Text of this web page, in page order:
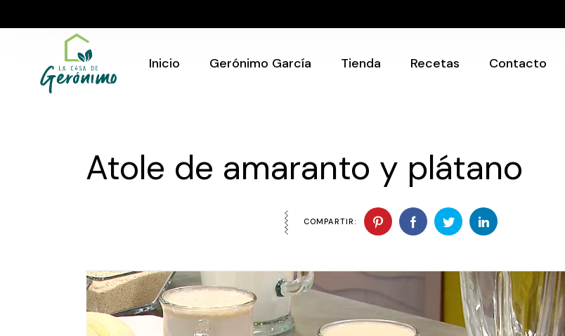
the
Inicio
Gerónimo García
evento
Tienda Recetas Contacto
evento
Atole de amaranto y plátano
COMPARTIR: